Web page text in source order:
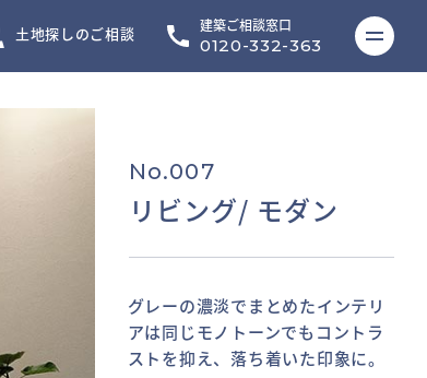
土地探しのご相談 建築ご相談窓口
0120-332-363
No.007
リビング/ モダン
グレーの濃淡でまとめたインテリ
アは同じモノトーンでもコントラ
ストを抑え、落ち着いた印象に。
２層吹き抜けの空間に設けた間接
照明が温かみのある光を灯し、空
間を包む。
高い天井高と敢えて低い位置に設
けた開口により、地窓のような雰
囲気で庭の景色を切り取る。